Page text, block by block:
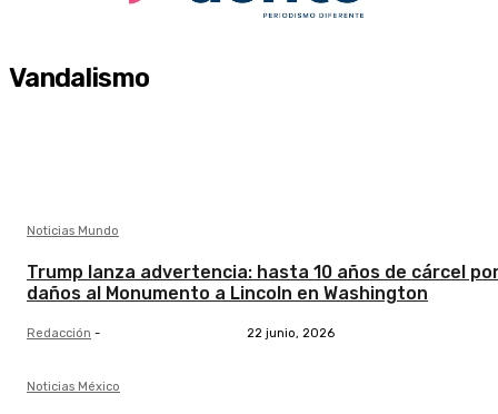
Vandalismo
Noticias Mundo
Trump lanza advertencia: hasta 10 años de cárcel
daños al Monumento a Lincoln en Washington
Redacción - 22 junio, 2026
Noticias México